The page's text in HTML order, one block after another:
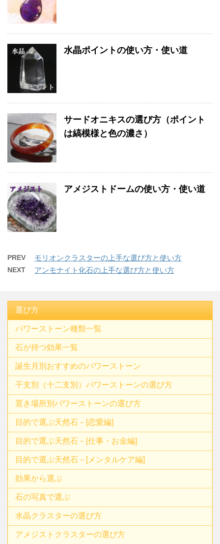
水晶ポイントの使い方・使い道
サードオニキスの選び方（ポイント
は縞模様と色の濃さ）
アメジストドームの使い方・使い道
PREV モリオンクラスターの上手な選び方と使い方
NEXT アンモナイト化石の上手な選び方と使い方
選び方
パワーストーン種類一覧
石が持つ効果一覧
誕生月別おすすめのパワーストーン
干支別（十二支別）パワーストーンの選び方
置き場所別パワーストーンの選び方
目的で選ぶ天然石－[恋愛編]
目的で選ぶ天然石－[仕事・お金編]
目的で選ぶ天然石－[メンタルケア編]
効果から選ぶ
石の写真で選ぶ
水晶クラスターの選び方
アメジストクラスターの選び方